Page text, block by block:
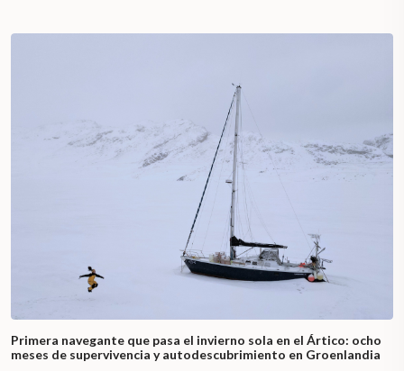
Primera navegante que pasa el invierno sola en el Ártico: ocho
meses de supervivencia y autodescubrimiento en Groenlandia